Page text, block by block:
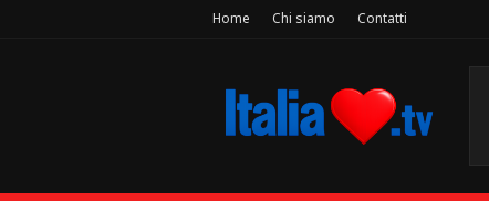
Home Chi siamo Contatti